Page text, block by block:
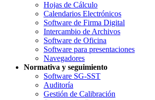
Hojas de Cálculo
Calendarios Electrónicos
Software de Firma Digital
Intercambio de Archivos
Software de Oficina
Software para presentaciones
Navegadores
Normativa y seguimiento
Software SG-SST
Auditoría
Gestión de Calibración